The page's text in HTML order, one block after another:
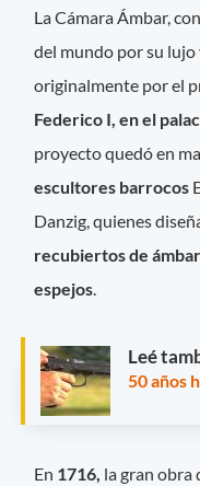
La Cámara Ámbar,
del mundo por su lujo
originalmente por el
Federico I, en el
proyecto quedó en
escultores barrocos
Danzig, quienes
recubiertos de
espejos
Leé
50 años
En 1716, la gran obra